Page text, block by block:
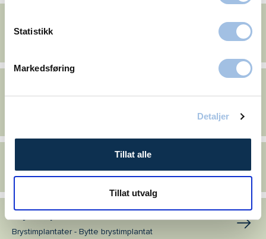
Statistikk
Markedsføring
Detaljer
Tillat alle
Tillat utvalg
Ansiktsløft - Panneløft / øyenbrynsløft - Halsløft - Buccal
etter vekttap - Operasjon av svettekjertler - Rumpeløft
Tunge øyelokk - Poser under øynene
Brystimplantater - Bytte brystimplantat